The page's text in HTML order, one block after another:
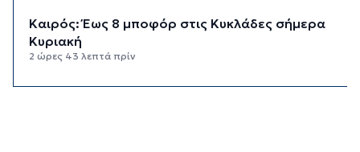
Καιρός: Έως 8 μποφόρ στις Κυκλάδες σήμερα
Κυριακή
2 ώρες 43 λεπτά πρίν
Πίεση: Το νόστιμο «βασιλικό» φρούτο που τη